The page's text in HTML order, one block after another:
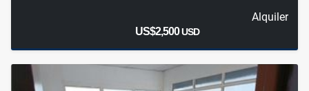
Alquiler
US$2,500USD